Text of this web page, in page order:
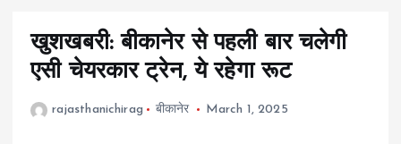
खुशखबरी: बीकानेर से पहली बार चलेगी
एसी चेयरकार ट्रेन, ये रहेगा रूट
rajasthanichirag बीकानेर March 1, 2025